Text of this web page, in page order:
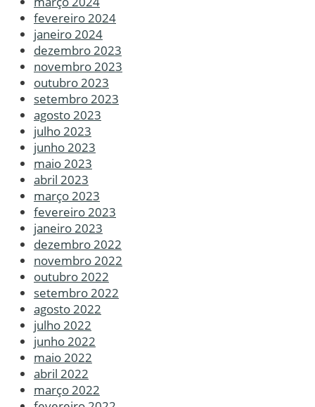
fevereiro 2024
janeiro 2024
dezembro 2023
novembro 2023
outubro 2023
setembro 2023
agosto 2023
julho 2023
junho 2023
maio 2023
abril 2023
março 2023
fevereiro 2023
janeiro 2023
dezembro 2022
novembro 2022
outubro 2022
setembro 2022
agosto 2022
julho 2022
junho 2022
maio 2022
abril 2022
março 2022